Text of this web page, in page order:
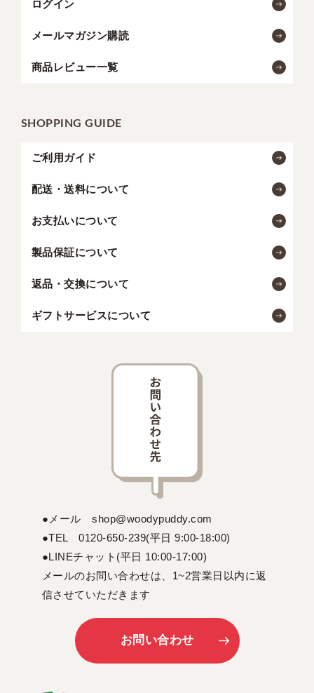
ログイン
メールマガジン購読
商品レビュー一覧
SHOPPING GUIDE
ご利用ガイド
配送・送料について
お支払いについて
製品保証について
返品・交換について
ギフトサービスについて
●メール shop@woodypuddy.com
●TEL 0120-650-239(平日 9:00-18:00)
●LINEチャット(平日 10:00-17:00)
メールのお問い合わせは、1~2営業日以内に返
信させていただきます
お問い合わせ